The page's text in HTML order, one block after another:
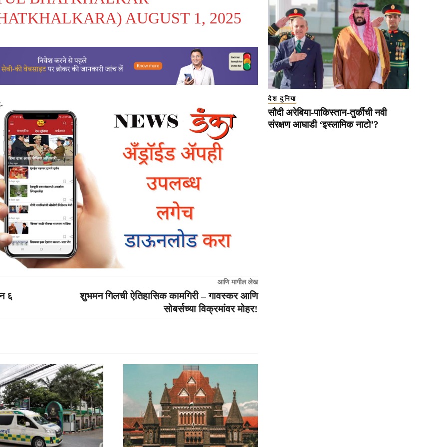
AUGUST 1, 2025
६
आणि मागील लेख
शुभमन गिलची ऐतिहासिक कामगिरी – गावस्कर आणि
सोबर्सच्या विक्रमांवर मोहर!
देश दुनिया
सौदी अरेबिया-पाकिस्तान-तुर्कीची नवी
संरक्षण आघाडी ‘इस्लामिक नाटो’?